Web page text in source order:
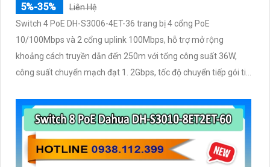
5%-35%
Liên Hệ
Switch 4 PoE DH-S3006-4ET-36 trang bị 4 cổng PoE
10/100Mbps và 2 cổng uplink 100Mbps, hỗ trợ mở rộng
khoảng cách truyền dẫn đến 250m với tổng công suất 36W,
công suất chuyển mạch đạt 1. 2Gbps, tốc độ chuyển tiếp gói tin